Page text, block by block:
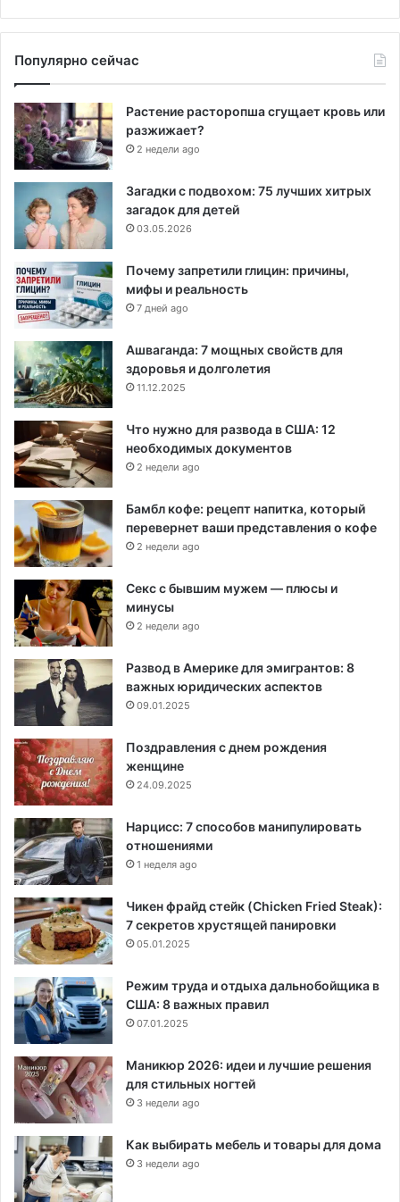
Популярно сейчас
Растение расторопша сгущает кровь или
разжижает?
2 недели ago
Загадки с подвохом: 75 лучших хитрых
загадок для детей
03.05.2026
Почему запретили глицин: причины,
мифы и реальность
7 дней ago
Ашваганда: 7 мощных свойств для
здоровья и долголетия
11.12.2025
Что нужно для развода в США: 12
необходимых документов
2 недели ago
Бамбл кофе: рецепт напитка, который
перевернет ваши представления о кофе
2 недели ago
Секс с бывшим мужем — плюсы и
минусы
2 недели ago
Развод в Америке для эмигрантов: 8
важных юридических аспектов
09.01.2025
Поздравления с днем рождения
женщине
24.09.2025
Нарцисс: 7 способов манипулировать
отношениями
1 неделя ago
Чикен фрайд стейк (Chicken Fried Steak):
7 секретов хрустящей панировки
05.01.2025
Режим труда и отдыха дальнобойщика в
США: 8 важных правил
07.01.2025
Маникюр 2026: идеи и лучшие решения
для стильных ногтей
3 недели ago
Как выбирать мебель и товары для дома
3 недели ago